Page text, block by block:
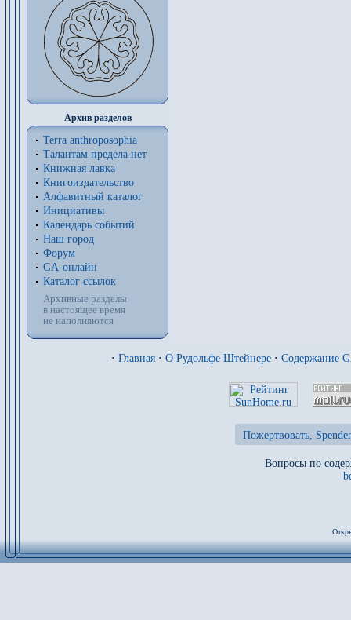
Архив разделов
Terra anthroposophia
Талантам предела нет
Книжная лавка
Книгоиздательство
Алфавитный каталог
Инициативы
Календарь событий
Наш город
Форум
GA-онлайн
Каталог ссылок
Архивные разделы
в настоящее время
не наполняются
· Главная · О Рудольфе Штейнере · Содержание
Пожертвовать,
Вопросы по